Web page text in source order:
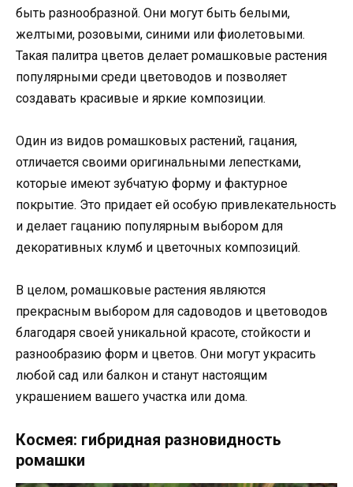
быть разнообразной. Они могут быть белыми,
желтыми, розовыми, синими или фиолетовыми.
Такая палитра цветов делает ромашковые растения
популярными среди цветоводов и позволяет
создавать красивые и яркие композиции.
Один из видов ромашковых растений, гацания,
отличается своими оригинальными лепестками,
которые имеют зубчатую форму и фактурное
покрытие. Это придает ей особую привлекательность
и делает гацанию популярным выбором для
декоративных клумб и цветочных композиций.
В целом, ромашковые растения являются
прекрасным выбором для садоводов и цветоводов
благодаря своей уникальной красоте, стойкости и
разнообразию форм и цветов. Они могут украсить
любой сад или балкон и станут настоящим
украшением вашего участка или дома.
Космея: гибридная разновидность
ромашки